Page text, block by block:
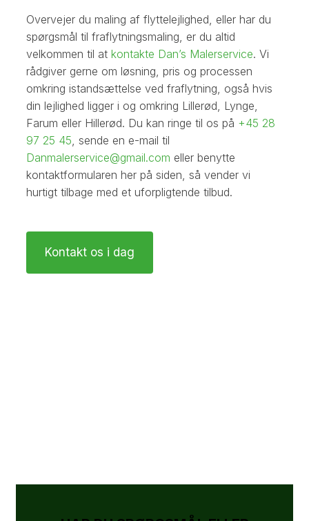
Overvejer du maling af flyttelejlighed, eller har du
spørgsmål til fraflytningsmaling, er du altid
velkommen til at kontakte Dan’s Malerservice. Vi
rådgiver gerne om løsning, pris og processen
omkring istandsættelse ved fraflytning, også hvis
din lejlighed ligger i og omkring Lillerød, Lynge,
Farum eller Hillerød. Du kan ringe til os på +45 28
97 25 45 , sende en e-mail til
Danmalerservice@gmail.com eller benytte
kontaktformularen her på siden, så vender vi
hurtigt tilbage med et uforpligtende tilbud.
Kontakt os i dag